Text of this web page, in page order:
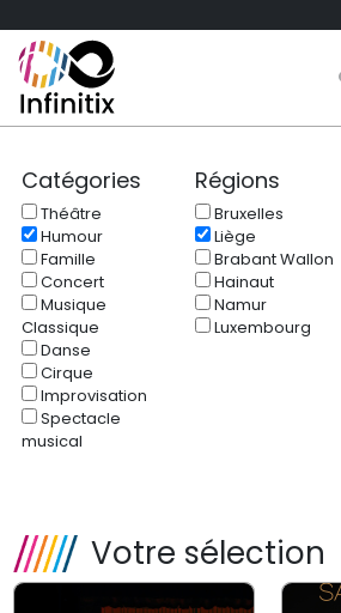
Catégories
Théâtre
Humour
Famille
Concert
Musique
Classique
Danse
Cirque
Improvisation
Spectacle
musical
Régions
Bruxelles
Liège
Brabant Wallon
Hainaut
Namur
Luxembourg
Votre sélection